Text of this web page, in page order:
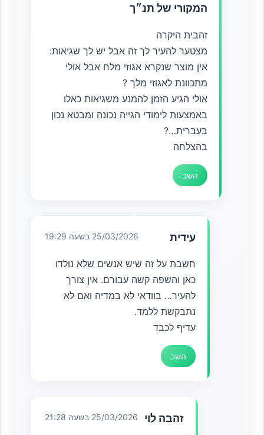
המקורי של תנ״ך
זהבית היקרה
מצטער להעיר לך זה אבל יש לך שגיאות:
אין מוצר שנקרא אגוזי מלח אבל אולי
מתכוונת לאגוזי מלך ?
אולי הגיע הזמן להמנע משגיאות כאלו
באמצעות לימודי הגייה נכונה ומבטא נכון
בעברית…?
בהצלחה
השב
עידית 25/03/2026 בשעה 19:29
חשבת על זה שיש אנשים שלא נולדו
כאן והשפה קשה עבורם. אין צורך
להעיר… בוודאי לא במדיה ואם לא
נתבקשת ללמד.
עדיף לכבד
השב
זהבה לוי 25/03/2026 בשעה 21:28